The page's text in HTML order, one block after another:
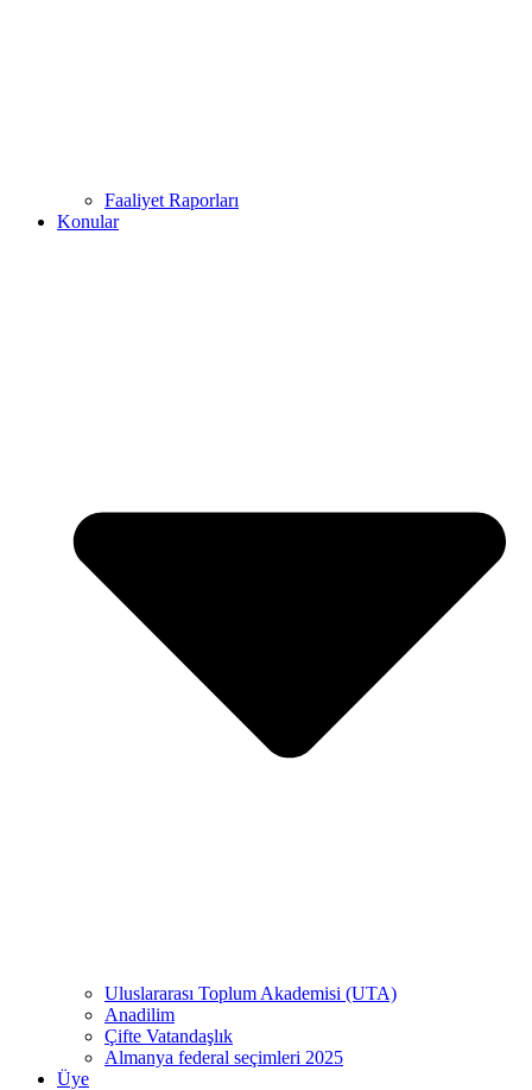
Faaliyet Raporları
Konular
Uluslararası Toplum Akademisi (UTA)
Anadilim
Çifte Vatandaşlık
Almanya federal seçimleri 2025
Üye